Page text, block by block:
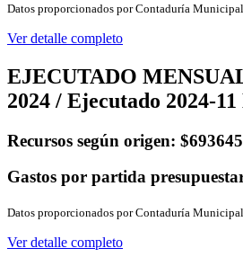
Datos proporcionados por Contaduría Municipal.
Ver detalle completo
EJECUTADO
2024 / Ejecutado 2024-
Recursos según origen:
Gastos por partida
Datos proporcionados por Contaduría
Ver detalle completo